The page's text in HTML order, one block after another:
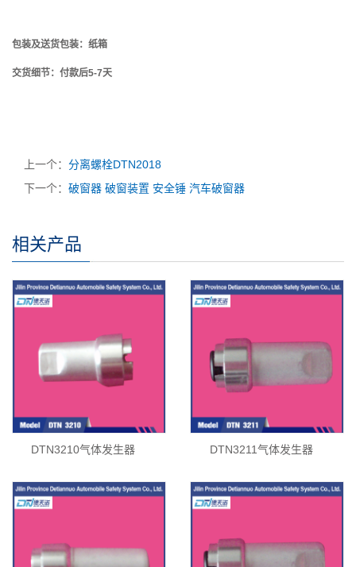
包装及送货包装：纸箱
交货细节：付款后5-7天
上一个： 分离螺栓DTN2018
下一个： 破窗器 破窗装置 安全锤 汽车破窗器
相关产品
DTN3210气体发生器 DTN3211气体发生器